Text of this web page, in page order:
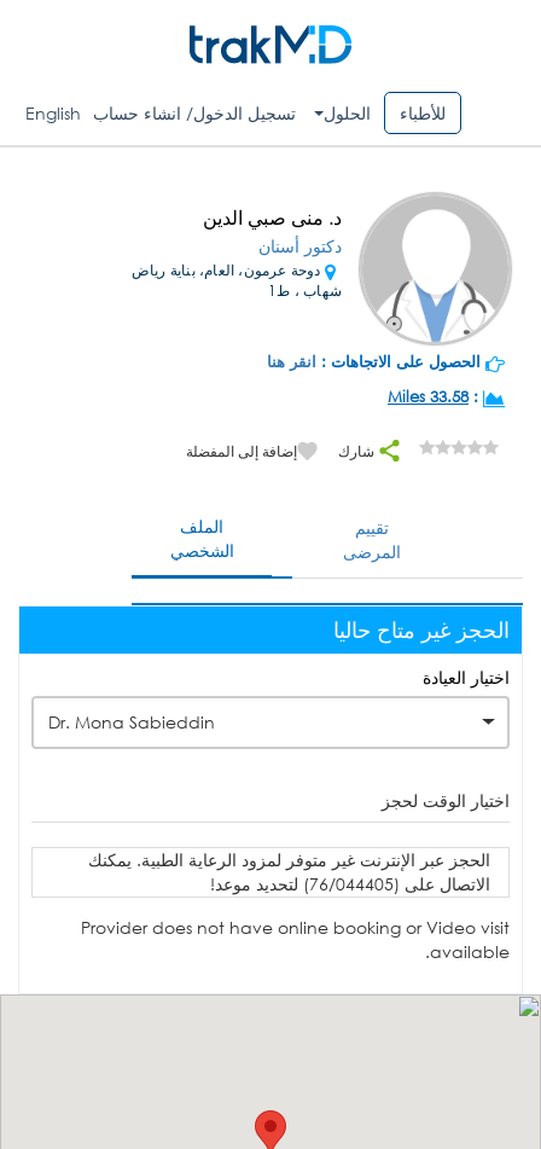
للأطباء الحلول تسجيل الدخول/ انشاء حساب English
د. منى صبي الدين
دكتور أسنان
دوحة عرمون، العام، بناية رياض
شهاب ، ط1
الحصول على الاتجاهات : انقر هنا
:
33.58 Miles
شارك إضافة إلى المفضلة
الملف
الشخصي
تقييم
المرضى
الحجز غير متاح حاليا
اختيار العيادة
Dr. Mona Sabieddin
اختيار الوقت لحجز
الحجز عبر الإنترنت غير متوفر لمزود الرعاية الطبية. يمكنك
الاتصال على (76/044405) لتحديد موعد!
Provider does not have online booking or Video visit
available.